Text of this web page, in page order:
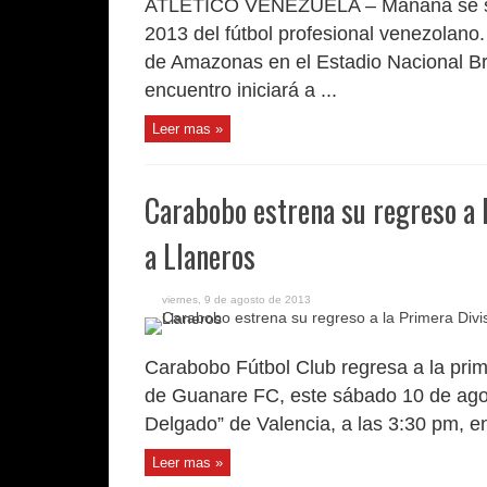
ATLETICO VENEZUELA – Mañana
2013 del fútbol profesional
de Amazonas en el Estadio Nacional
encuentro iniciará a ...
Leer mas »
Carabobo estrena su regreso
a Llaneros
viernes, 9 de agosto de 2013
Carabobo Fútbol Club regresa a la
de Guanare FC, este sábado 10 de
Delgado” de Valencia, a las 3:30 pm,
Leer mas »